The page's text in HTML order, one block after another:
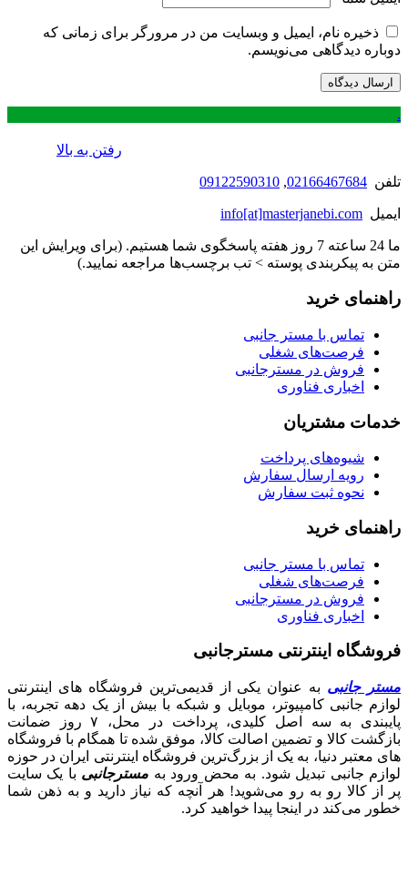
ذخیره نام، ایمیل و وبسایت من در مرورگر برای زمانی که
دوباره دیدگاهی می‌نویسم.
.
رفتن به بالا
تلفن 02166467684
,
09122590310
ایمیل info[at]masterjanebi.com
ما 24 ساعته 7 روز هفته پاسخگوی شما هستیم. (برای ویرایش این
متن به پیکربندی پوسته > تب برچسب‌ها مراجعه نمایید.)
راهنمای خرید
تماس با مستر جانبی
فرصت‌های شغلی
فروش در مسترجانبی
اخباری فناوری
خدمات مشتریان
شیوه‌های پرداخت
رویه ارسال سفارش
نحوه ثبت سفارش
راهنمای خرید
تماس با مستر جانبی
فرصت‌های شغلی
فروش در مسترجانبی
اخباری فناوری
فروشگاه اینترنتی مسترجانبی
مستر جانبی به عنوان یکی از قدیمی‌ترین فروشگاه های اینترنتی
لوازم جانبی کامپیوتر، موبایل و شبکه با بیش از یک دهه تجربه، با
پایبندی به سه اصل کلیدی، پرداخت در محل، ۷ روز ضمانت
بازگشت کالا و تضمین اصالت کالا، موفق شده تا همگام با فروشگاه‌
های معتبر دنیا، به یک از بزرگ‌ترین فروشگاه اینترنتی ایران در حوزه
لوازم جانبی تبدیل شود. به محض ورود به مسترجانبی با یک سایت
پر از کالا رو به رو می‌شوید! هر آنچه که نیاز دارید و به ذهن شما
خطور می‌کند در اینجا پیدا خواهید کرد.